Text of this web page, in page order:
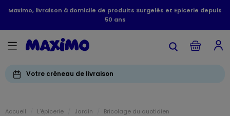
Maximo, livraison à domicile de produits Surgelés et Epicerie depuis
50 ans
Votre créneau de livraison
Accueil L'épicerie Jardin
Bricolage du quotidien